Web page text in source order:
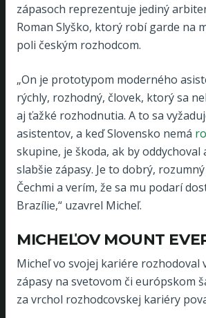
zápasoch reprezentuje jediný
Roman Slyško, ktorý robí garde na
poli českým rozhodcom.
„On je prototypom moderného
rýchly, rozhodný, človek, ktorý sa
aj ťažké rozhodnutia. A to sa
asistentov, a keď Slovensko nemá
skupine, je škoda, ak by oddychoval
slabšie zápasy. Je to dobrý,
Čechmi a verím, že sa mu podarí
Brazílie,“ uzavrel Micheľ.
MICHEĽOV MOUNT
Micheľ vo svojej kariére rozhodoval
zápasy na svetovom či európskom
za vrchol rozhodcovskej kariéry